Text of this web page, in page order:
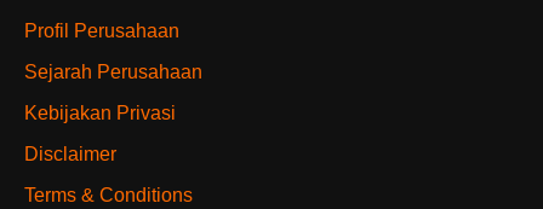
Profil Perusahaan
Sejarah Perusahaan
Kebijakan Privasi
Disclaimer
Terms & Conditions